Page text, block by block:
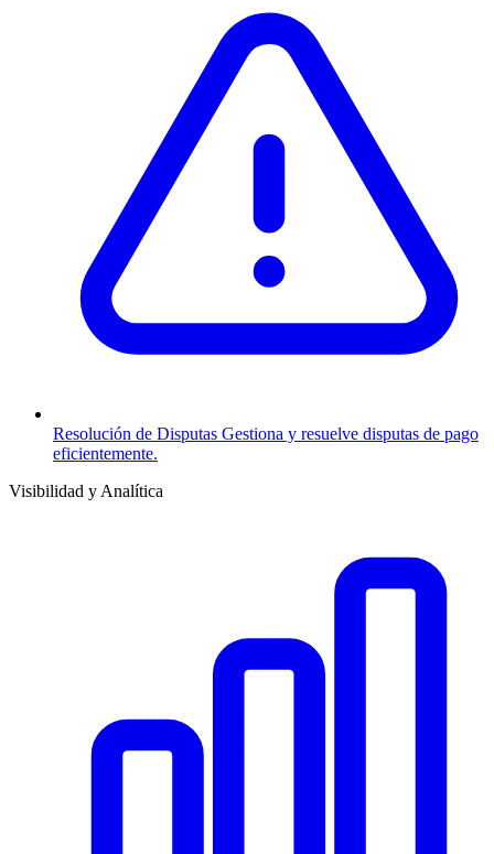
Resolución de Disputas Gestiona y resuelve disputas de pago
eficientemente.
Visibilidad y Analítica